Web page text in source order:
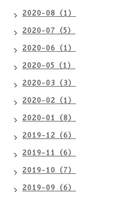
2020-08（1）
2020-07（5）
2020-06（1）
2020-05（1）
2020-03（3）
2020-02（1）
2020-01（8）
2019-12（6）
2019-11（6）
2019-10（7）
2019-09（6）